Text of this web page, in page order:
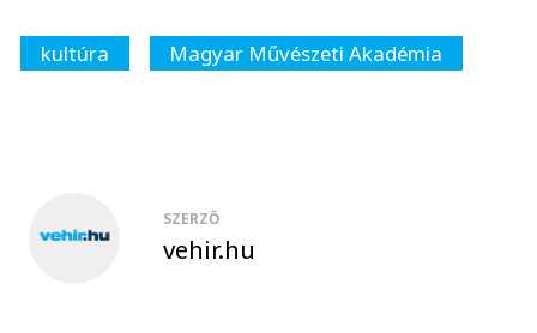
kultúra Magyar Művészeti Akadémia
SZERZŐ
vehir.hu